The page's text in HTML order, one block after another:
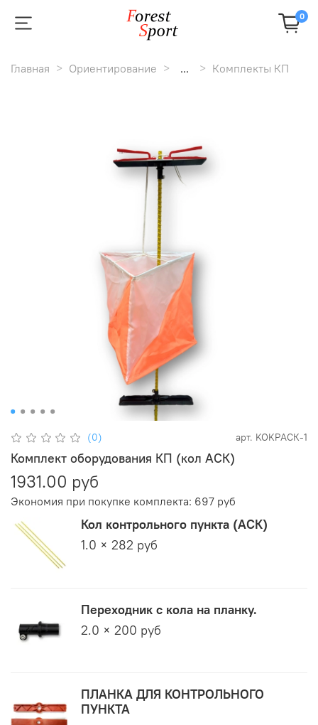
0
Главная Ориентирование ... Комплекты КП
(0) арт. KOKPАСК-1
Комплект оборудования КП (кол АСК)
1931.00 руб
Экономия при покупке комплекта: 697 руб
Кол контрольного пункта (АСК)
1.0 × 282 руб
Переходник с кола на планку.
2.0 × 200 руб
ПЛАНКА ДЛЯ КОНТРОЛЬНОГО
ПУНКТА